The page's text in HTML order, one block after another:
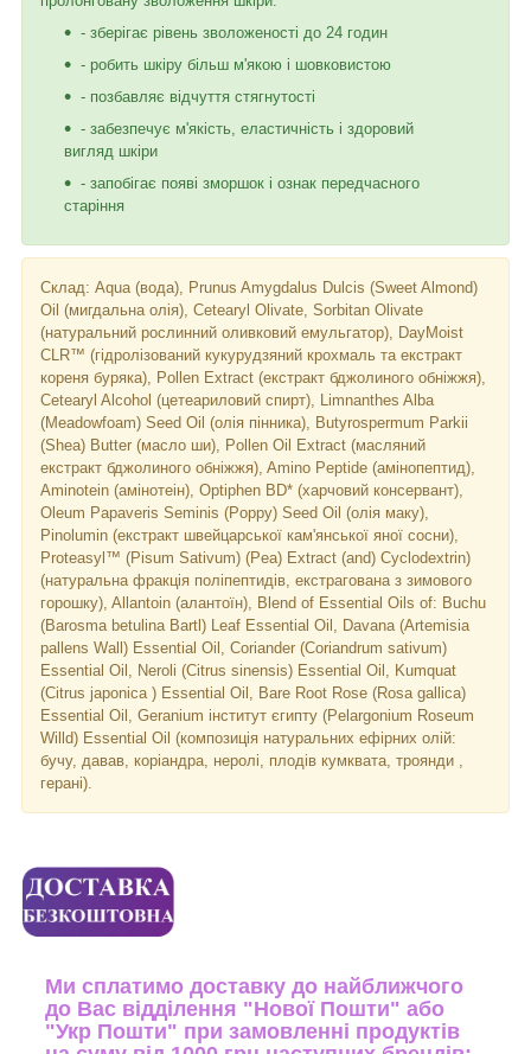
- зберігає рівень зволоженості до 24 годин
- робить шкіру більш м'якою і шовковистою
- позбавляє відчуття стягнутості
- забезпечує м'якість, еластичність і здоровий
вигляд шкіри
- запобігає появі зморшок і ознак передчасного
старіння
Склад: Aqua (вода), Prunus Amygdalus Dulcis (Sweet Almond)
Oil (мигдальна олія), Cetearyl Olivate, Sorbitan Olivate
(натуральний рослинний оливковий емульгатор), DayMoist
CLR™ (гідролізований кукурудзяний крохмаль та екстракт
кореня буряка), Pollen Extract (екстракт бджолиного обніжжя),
Cetearyl Alcohol (цетеариловий спирт), Limnanthes Alba
(Meadowfoam) Seed Oil (олія пінника), Butyrospermum Parkii
(Shea) Butter (масло ши), Pollen Oil Extract (масляний
екстракт бджолиного обніжжя), Amino Peptide (амінопептид),
Aminotein (амінотеін), Optiphen BD* (харчовий консервант),
Oleum Papaveris Seminis (Poppy) Seed Oil (олія маку),
Pinolumin (екстракт швейцарської кам'янської яної сосни),
Proteasyl™ (Pisum Sativum) (Pea) Extract (and) Cyclodextrin)
(натуральна фракція поліпептидів, екстрагована з зимового
горошку), Allantoin (алантоїн), Blend of Essential Oils of: Buchu
(Barosma betulina Bartl) Leaf Essential Oil, Davana (Artemisia
pallens Wall) Essential Oil, Coriander (Coriandrum sativum)
Essential Oil, Neroli (Citrus sinensis) Essential Oil, Kumquat
(Citrus japonica ) Essential Oil, Bare Root Rose (Rosa gallica)
Essential Oil, Geranium інститут єгипту (Pelargonium Roseum
Willd) Essential Oil (композиція натуральних ефірних олій:
бучу, давав, коріандра, неролі, плодів кумквата, троянди ,
герані).
Ми сплатимо доставку до найближчого
до Вас відділення "Нової Пошти" або
"Укр Пошти" при замовленні продуктів